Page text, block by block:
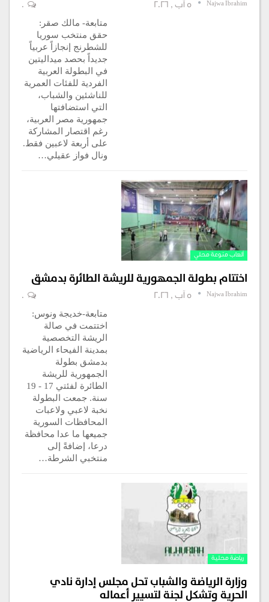
Najwa Ibrahim
0
متابعة- مالك صقر:
حقق منتخب سوريا
للشطرنج إنجازاً عربياً
جديداً بحصد ميداليتين
في البطولة العربية
الفردية للفئات العمرية
للناشئين والشباب،
التي استضافتها
جمهورية مصر العربية،
رغم اقتصار المشاركة
على أربعة لاعبين فقط.
ونال فواز عقيلي…
ألعاب منوعة محلي
اختتام بطولة الجمهورية للريشة الطائرة بدمشق
Najwa Ibrahim
0
متابعة-خديجة ونوس:
اختتمت في صالة
الريشة التخصصية
بمدينة الفيحاء الرياضية
بدمشق بطولة
الجمهورية للريشة
الطائرة لفئتي 17 - 19
سنة. جمعت البطولة
نخبة لاعبي ولاعبات
المحافظات السورية
جميعها ما عدا محافظة
درعا، إضافةً إلى
منتخبي الشرطة…
رياضة محلية
وزارة الرياضة والشباب تحل مجلس إدارة نادي
الحرية وتشكل لجنة لتسيير أعماله